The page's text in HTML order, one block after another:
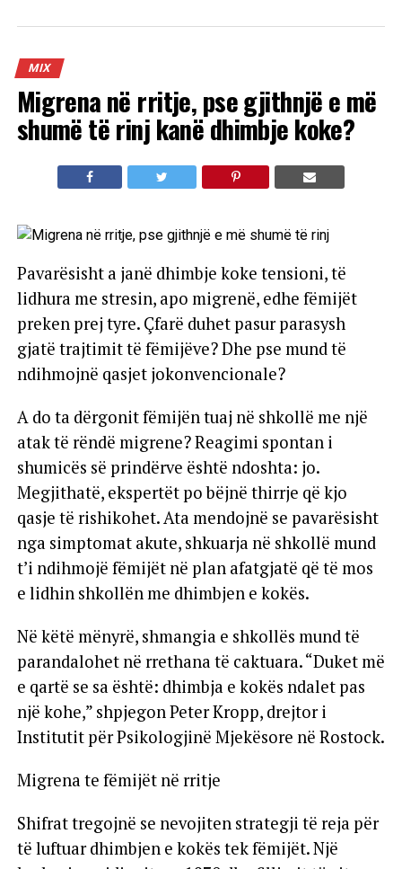
MIX
Migrena në rritje, pse gjithnjë e më
shumë të rinj kanë dhimbje koke?
Pavarësisht a janë dhimbje koke tensioni, të
lidhura me stresin, apo migrenë, edhe fëmijët
preken prej tyre. Çfarë duhet pasur parasysh
gjatë trajtimit të fëmijëve? Dhe pse mund të
ndihmojnë qasjet jokonvencionale?
A do ta dërgonit fëmijën tuaj në shkollë me një
atak të rëndë migrene? Reagimi spontan i
shumicës së prindërve është ndoshta: jo.
Megjithatë, ekspertët po bëjnë thirrje që kjo
qasje të rishikohet. Ata mendojnë se pavarësisht
nga simptomat akute, shkuarja në shkollë mund
t’i ndihmojë fëmijët në plan afatgjatë që të mos
e lidhin shkollën me dhimbjen e kokës.
Në këtë mënyrë, shmangia e shkollës mund të
parandalohet në rrethana të caktuara. “Duket më
e qartë se sa është: dhimbja e kokës ndalet pas
një kohe,” shpjegon Peter Kropp, drejtor i
Institutit për Psikologjinë Mjekësore në Rostock.
Migrena te fëmijët në rritje
Shifrat tregojnë se nevojiten strategji të reja për
të luftuar dhimbjen e kokës tek fëmijët. Një